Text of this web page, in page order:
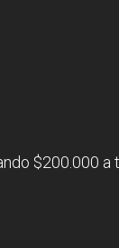
$200.000 a